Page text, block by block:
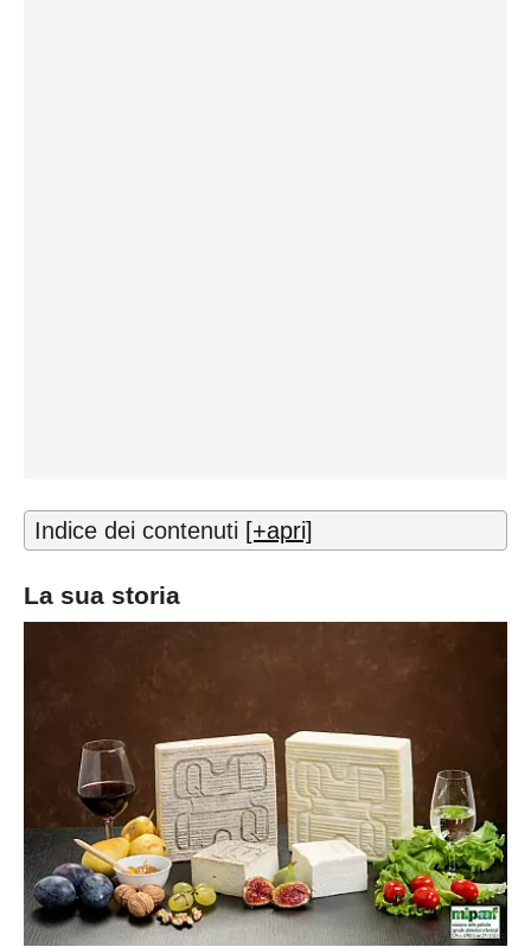
Indice dei contenuti [+apri]
La sua storia